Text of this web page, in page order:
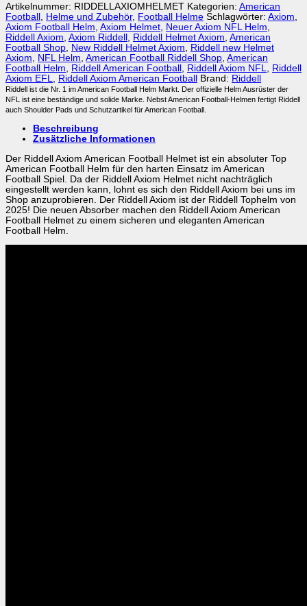
Axiom
Varsity
Menge
Artikelnummer: RIDDELLAXIOMHELMET Kategorien: American
Football Helme und Zubehör, Football Helme Schlagwörter: Axiom
Axiom Football Helm Axiom Helmet Neuer Axiom NFL Helm
Riddell Axiom Axiom Riddell Riddell Helmet Axiom American
Football Shop New Riddell Helmet Axiom
Riddell new Helmet
Axiom
NFL Helm American Football Riddell Shop American
Football Helm
Riddell American Football Riddell Axiom NFL
Riddell
Axiom EFL
Riddell Axiom American Football Brand: Riddell
Riddell ist die Nr. 1 im American Football Helm Markt. Der offizielle Helm Ausrüster der
NFL ist eine beständige und solide Marke. Nebst American Football-Helmen fertigt Riddell
auch Shoulder Pads und Schutzartikel für American Football.
Beschreibung
Zusätzliche Informationen
Der Riddell Axiom American Football Helmet ist ein absoluter Top
American Football Helm für den harten Einsatz im American
Football Spiel. Da der Riddell Axiom Helmet nicht nachträglich
eingestellt werden kann, lohnt es sich den Riddell Axiom bei uns im
Shop anzuprobieren. Der Riddell Axiom ist der Riddell Tophelm von
2025! Die neuen Absorber machen den Riddell Axiom American
Football Helmet zu einem sicheren und eleganten American
Football Helm.